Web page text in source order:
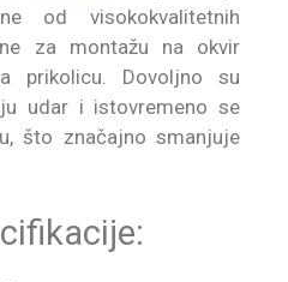
od visokokvalitetnih
za montažu na okvir
prikolicu. Dovoljno su
udar i istovremeno se
što značajno smanjuje